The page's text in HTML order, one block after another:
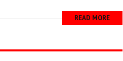
READ MORE